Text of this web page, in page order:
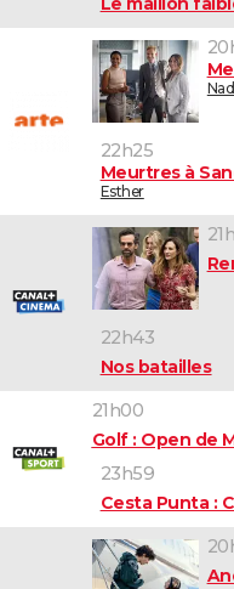
22h25
Meurtres à
Esther
22h43
Nos batailles
21h00
Golf : Open de
23h59
Cesta Punta :